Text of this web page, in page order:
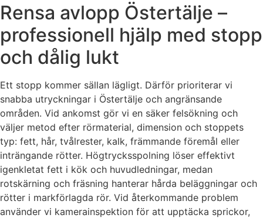
Rensa avlopp Östertälje –
professionell hjälp med stopp
och dålig lukt
Ett stopp kommer sällan lägligt. Därför prioriterar vi
snabba utryckningar i Östertälje och angränsande
områden. Vid ankomst gör vi en säker felsökning och
väljer metod efter rörmaterial, dimension och stoppets
typ: fett, hår, tvålrester, kalk, främmande föremål eller
inträngande rötter. Högtrycksspolning löser effektivt
igenkletat fett i kök och huvudledningar, medan
rotskärning och fräsning hanterar hårda beläggningar och
rötter i markförlagda rör. Vid återkommande problem
använder vi kamerainspektion för att upptäcka sprickor,